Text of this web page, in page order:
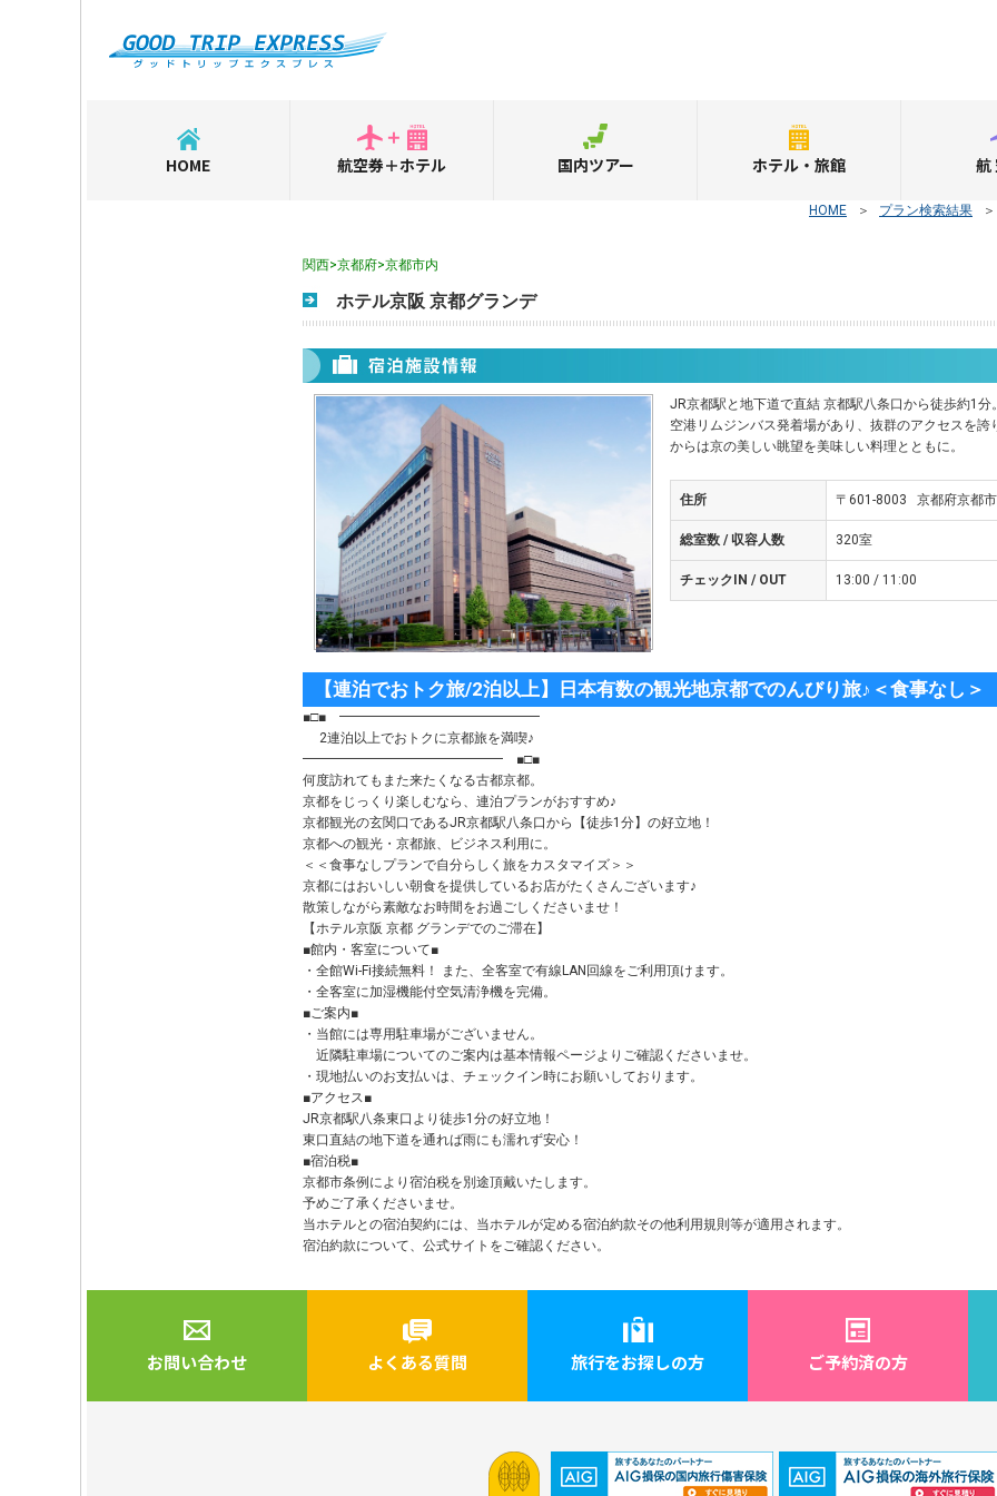
HOME 航空券＋ホテル 国内ツアー ホテル・旅館
HOME ＞ プラン検索結果 ＞
関西>京都府>京都市内
ホテル京阪 京都グランデ
JR京都駅と地下道で直結 京都駅八条口から徒歩約1
空港リムジンバス発着場があり、抜群のアクセスを誇
からは京の美しい眺望を美味しい料理とともに。
住所 〒601-8003 京都府京都
総室数 / 収容人数 320室
チェックIN / OUT 13:00 / 11:00
【連泊でおトク旅/2泊以上】日本有数の観光地京都でのんびり旅♪＜食事なし＞
■□■ ━━━━━━━━━━━━━━━
2連泊以上でおトクに京都旅を満喫♪
━━━━━━━━━━━━━━━ ■□■
何度訪れてもまた来たくなる古都京都。
京都をじっくり楽しむなら、連泊プランがおすすめ♪
京都観光の玄関口であるJR京都駅八条口から【徒歩1分】の好立地！
京都への観光・京都旅、ビジネス利用に。
＜＜食事なしプランで自分らしく旅をカスタマイズ＞＞
京都にはおいしい朝食を提供しているお店がたくさんございます♪
散策しながら素敵なお時間をお過ごしくださいませ！
【ホテル京阪 京都 グランデでのご滞在】
■館内・客室について■
・全館Wi-Fi接続無料！ また、全客室で有線LAN回線をご利用頂けます。
・全客室に加湿機能付空気清浄機を完備。
■ご案内■
・当館には専用駐車場がございません。
近隣駐車場についてのご案内は基本情報ページよりご確認くださいませ。
・現地払いのお支払いは、チェックイン時にお願いしております。
■アクセス■
JR京都駅八条東口より徒歩1分の好立地！
東口直結の地下道を通れば雨にも濡れず安心！
■宿泊税■
京都市条例により宿泊税を別途頂戴いたします。
予めご了承くださいませ。
当ホテルとの宿泊契約には、当ホテルが定める宿泊約款その他利用規則等が適用されます。
宿泊約款について、公式サイトをご確認ください。
お問い合わせ よくある質問 旅行をお探しの方 ご予約済の方